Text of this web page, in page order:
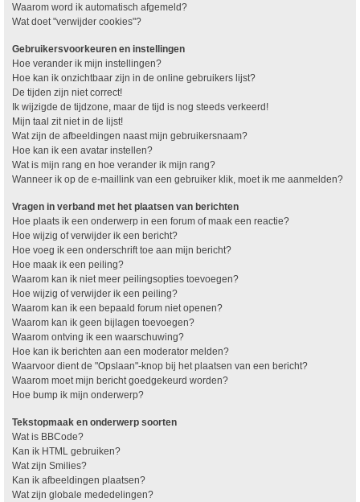
Waarom word ik automatisch afgemeld?
Wat doet "verwijder cookies"?
Gebruikersvoorkeuren en instellingen
Hoe verander ik mijn instellingen?
Hoe kan ik onzichtbaar zijn in de online gebruikers lijst?
De tijden zijn niet correct!
Ik wijzigde de tijdzone, maar de tijd is nog steeds verkeerd!
Mijn taal zit niet in de lijst!
Wat zijn de afbeeldingen naast mijn gebruikersnaam?
Hoe kan ik een avatar instellen?
Wat is mijn rang en hoe verander ik mijn rang?
Wanneer ik op de e-maillink van een gebruiker klik, moet ik me aanmelden?
Vragen in verband met het plaatsen van berichten
Hoe plaats ik een onderwerp in een forum of maak een reactie?
Hoe wijzig of verwijder ik een bericht?
Hoe voeg ik een onderschrift toe aan mijn bericht?
Hoe maak ik een peiling?
Waarom kan ik niet meer peilingsopties toevoegen?
Hoe wijzig of verwijder ik een peiling?
Waarom kan ik een bepaald forum niet openen?
Waarom kan ik geen bijlagen toevoegen?
Waarom ontving ik een waarschuwing?
Hoe kan ik berichten aan een moderator melden?
Waarvoor dient de "Opslaan"-knop bij het plaatsen van een bericht?
Waarom moet mijn bericht goedgekeurd worden?
Hoe bump ik mijn onderwerp?
Tekstopmaak en onderwerp soorten
Wat is BBCode?
Kan ik HTML gebruiken?
Wat zijn Smilies?
Kan ik afbeeldingen plaatsen?
Wat zijn globale mededelingen?